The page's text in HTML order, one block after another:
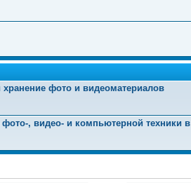
хранение фото и видеоматериалов
, видео- и компьютерной техники в